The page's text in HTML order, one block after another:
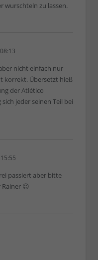
wurschteln zu lassen.
nicht einfach nur
korrekt. Übersetzt hieß
der Atlético
sich jeder seinen Teil bei
passiert aber bitte
😉